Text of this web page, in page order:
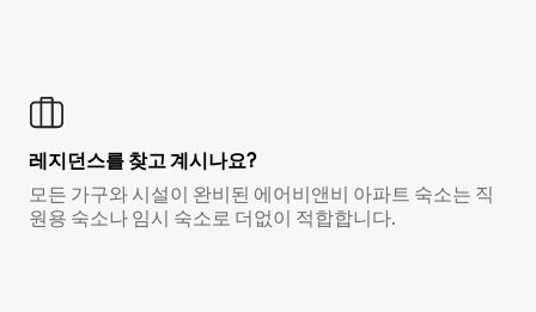
레지던스를 찾고 계시나요?
모든 가구와 시설이 완비된 에어비앤비 아파트 숙소는 직
원용 숙소나 임시 숙소로 더없이 적합합니다.